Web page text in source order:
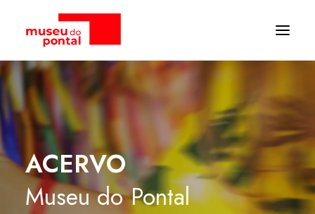
ACERVO
Museu do Pontal